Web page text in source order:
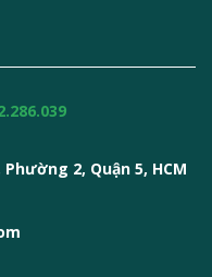
2, Quận 5, HCM